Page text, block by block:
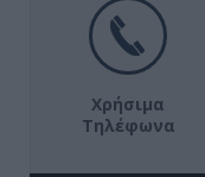
Χρήσιμα
Τηλέφωνα